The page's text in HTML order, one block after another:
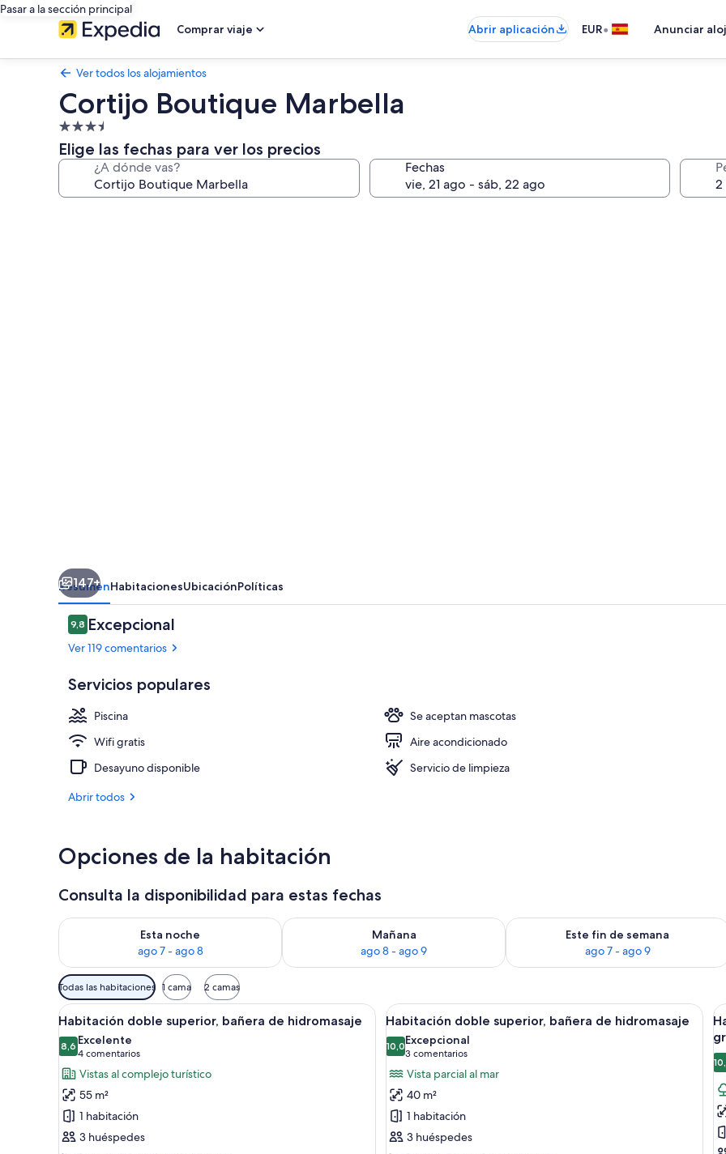
Pasar a la sección principal
Comprar viaje
Abrir aplicación EUR• Anunciar
Ver todos los alojamientos
Cortijo Boutique Marbella
Alojamiento
de
3.5 estrellas
Elige las fechas para ver los precios
¿A dónde vas? Fechas
Habitación
147+
ResumenHabitacionesUbicaciónPolíticas
Comentarios
9,89,8 de 10
Excepcional
Ver 119 comentarios
Servicios populares
Piscina
Se aceptan mascotas
Wifi gratis
Aire acondicionado
Desayuno disponible
Servicio de limpieza
Abrir todos
Opciones de la habitación
Consulta la disponibilidad para estas fechas
Esta noche
ago 7 - ago 8
Consulta la disponibilidad para esta noche, ago 7 - ago 8
Mañana
ago 8 - ago 9
Consulta la disponibilidad para mañana, ago 8 - ago 9
Este fin de semana
ago 7 - ago 9
Consulta la disponibilidad para este
Filtros
disponibles
para
las
habitaciones
Todas las habitaciones 1 cama 2 camas
Abrir
todas
las
fotos
de
Habitación
doble
superior,
Un dormitorio con una cama grande, una ventana y una lámpara en el techo.
5
Habitación doble superior, bañera de hidromasaje
8,68,6 de 10
Excelente
4 comentarios
(4 comentarios)
Vistas al complejo turístico
55 m²
1 habitación
3 huéspedes
Abrir
todas
las
fotos
de
Habitación
doble
superior,
Una habitación con cama con dosel,
7
Habitación doble superior, bañera de hidromasaje
10,010,0 de 10
Excepcional
3 comentarios
(3 comentarios)
Vista parcial al mar
40 m²
1 habitación
3 huéspedes